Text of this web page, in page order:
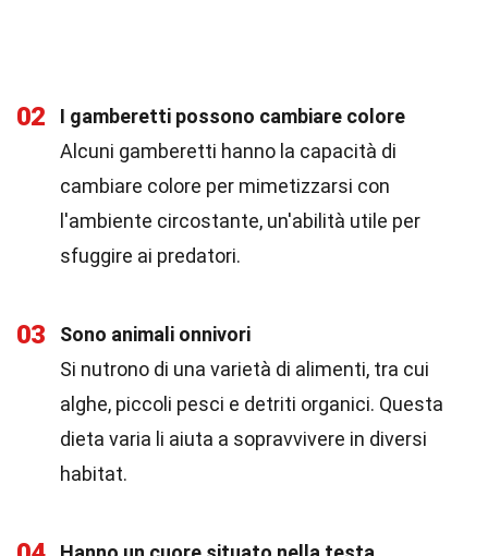
02
I gamberetti possono cambiare colore
Alcuni gamberetti hanno la capacità di
cambiare colore per mimetizzarsi con
l'ambiente circostante, un'abilità utile per
sfuggire ai predatori.
03
Sono animali onnivori
Si nutrono di una varietà di alimenti, tra cui
alghe, piccoli pesci e detriti organici. Questa
dieta varia li aiuta a sopravvivere in diversi
habitat.